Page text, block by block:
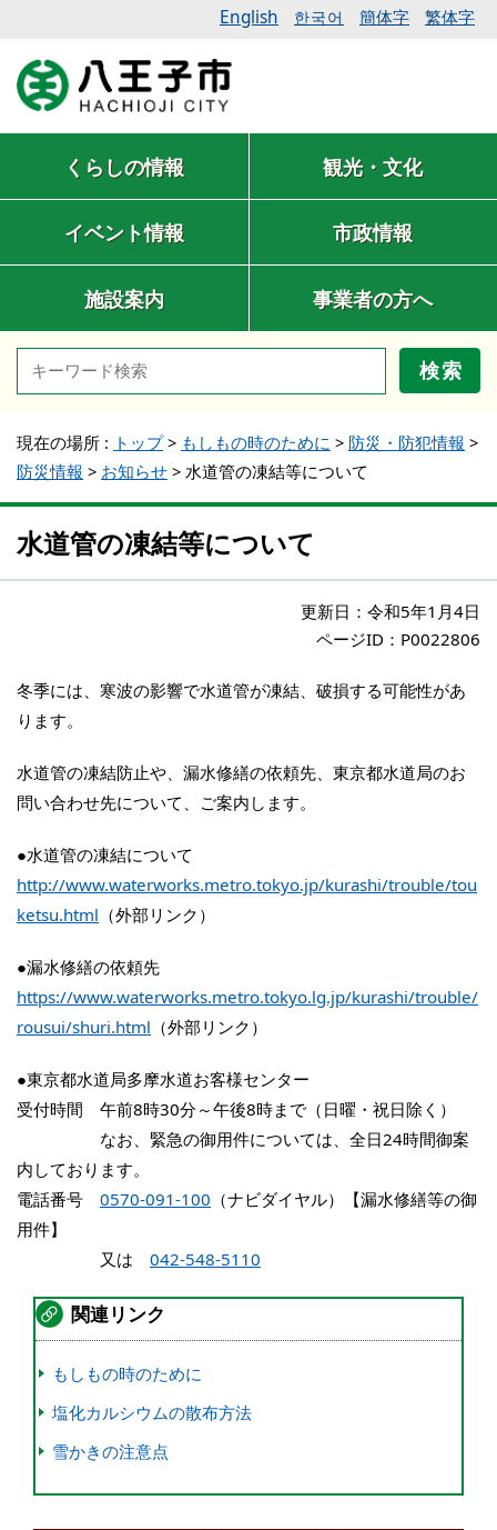
English 한국어 簡体字 繁体字
くらしの情報 観光・文化
イベント情報 市政情報
施設案内 事業者の方へ
検索
現在の場所 : トップ> もしもの時のために > 防災・防犯情報 >
防災情報 > お知らせ > 水道管の凍結等について
水道管の凍結等について
更新日： 令和5年1月4日
ページID：P0022806
冬季には、寒波の影響で水道管が凍結、破損する可能性があ
ります。
水道管の凍結防止や、漏水修繕の依頼先、東京都水道局のお
問い合わせ先について、ご案内します。
●水道管の凍結について
http://www.waterworks.metro.tokyo.jp/kurashi/trouble/tou
ketsu.html （外部リンク）
●漏水修繕の依頼先
https://www.waterworks.metro.tokyo.lg.jp/kurashi/trouble/
rousui/shuri.html （外部リンク）
●東京都水道局多摩水道お客様センター
受付時間 午前8時30分～午後8時まで（日曜・祝日除く）
なお、緊急の御用件については、全日24時間御案
内しております。
電話番号 0570-091-100 （ナビダイヤル）【漏水修繕等の御
用件】
又は 042-548-5110
関連リンク
もしもの時のために
塩化カルシウムの散布方法
雪かきの注意点